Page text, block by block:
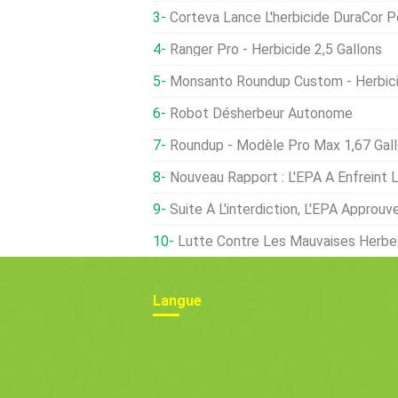
Corteva Lance L'herbicide DuraCor Pour Les
Ranger Pro - Herbicide 2,5 Gallons
Monsanto Roundup Custom -
Robot Désherbeur Autonome
Roundup - Modèle Pro Max 1,67
Nouveau Rapport : L'EPA A Enfreint Les Procédures
Suite À L'interdiction, L'EPA Approuve Le
Lutte Contre Les Mauvaises Herbes Et
Langue